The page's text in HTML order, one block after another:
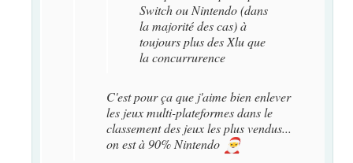
Switch ou Nintendo (dans
la majorité des cas) à
toujours plus des Xlu que
la concurrurence
C'est pour ça que j'aime bien enlever
les jeux multi-plateformes dans le
classement des jeux les plus vendus...
on est à 90% Nintendo 🎅